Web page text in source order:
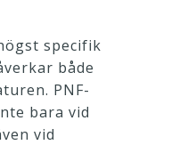
specifik
både
PNF-
bara vid
vid